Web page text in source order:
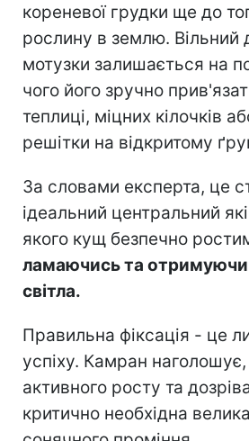
кореневої грудки ще до
рослину в землю. Вільний
мотузки залишається на
чого його зручно
теплиці, міцних кілочків
решітки на відкритому
За словами експерта, це
ідеальний центральний
якого кущ безпечно
ламаючись та
світла.
Правильна фіксація - це
успіху. Камран
активного росту та
критично необхідна велика